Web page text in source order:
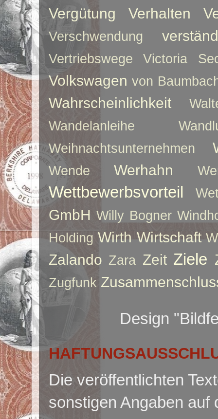
Vergütung Verhalten
Verschwendung
Vertriebswege Victoria
Volkswagen von
Wahrscheinlichkeit
Wandelanleihe
Weihnachtsunternehmen
Wende Werhahn
Wettbewerbsvorteil
GmbH Willy Bogner
Holding Wirth Wirtschaft
Zalando Zara Zeit Ziele
Zugfunk
Design
Die veröffentlichten
sonstigen Angaben auf